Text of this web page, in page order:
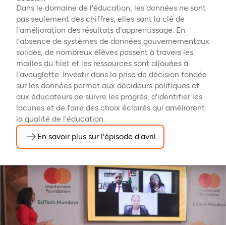
Dans le domaine de l'éducation, les données ne sont
pas seulement des chiffres, elles sont la clé de
l'amélioration des résultats d'apprentissage. En
l'absence de systèmes de données gouvernementaux
solides, de nombreux élèves passent à travers les
mailles du filet et les ressources sont allouées à
l'aveuglette. Investir dans la prise de décision fondée
sur les données permet aux décideurs politiques et
aux éducateurs de suivre les progrès, d'identifier les
lacunes et de faire des choix éclairés qui améliorent
la qualité de l'éducation.
En savoir plus sur l'épisode d'avril